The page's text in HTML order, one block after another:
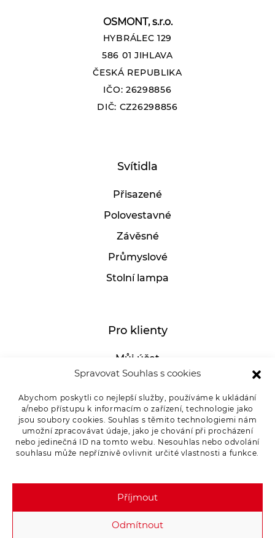
Spravovat Souhlas s cookies
Abychom poskytli co nejlepší služby, používáme k ukládání
a/nebo přístupu k informacím o zařízení, technologie jako
jsou soubory cookies. Souhlas s těmito technologiemi nám
umožní zpracovávat údaje, jako je chování při procházení
nebo jedinečná ID na tomto webu. Nesouhlas nebo odvolání
souhlasu může nepříznivě ovlivnit určité vlastnosti a funkce.
Příjmout
Odmítnout
OSMONT, s.r.o.
HYBRÁLEC 129
586 01 JIHLAVA
ČESKÁ REPUBLIKA
IČO: 26298856
DIČ: CZ26298856
Svítidla
Přisazené
Polovestavné
Závěsné
Průmyslové
Stolní lampa
Pro klienty
Můj účet
GDPR
Whistleblowing
E-SHOP – Všeobecné obchodní podmínky &
reklamace
Reklamační řád OSMONT
Odstoupení od smlouvy